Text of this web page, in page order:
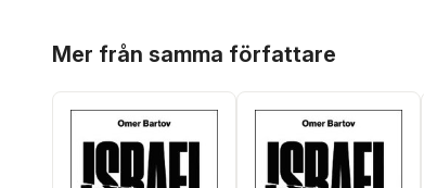
Mer från samma författare